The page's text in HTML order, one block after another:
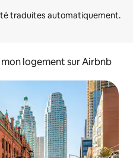
logement sur Airbnb